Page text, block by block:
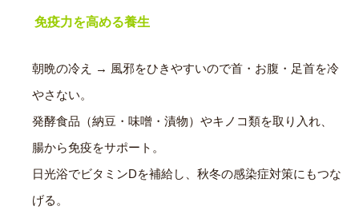
免疫力を高める養生
朝晩の冷え → 風邪をひきやすいので首・お腹・足首を冷
やさない。
発酵食品（納豆・味噌・漬物）やキノコ類を取り入れ、
腸から免疫をサポート。
日光浴でビタミンDを補給し、秋冬の感染症対策にもつな
げる。